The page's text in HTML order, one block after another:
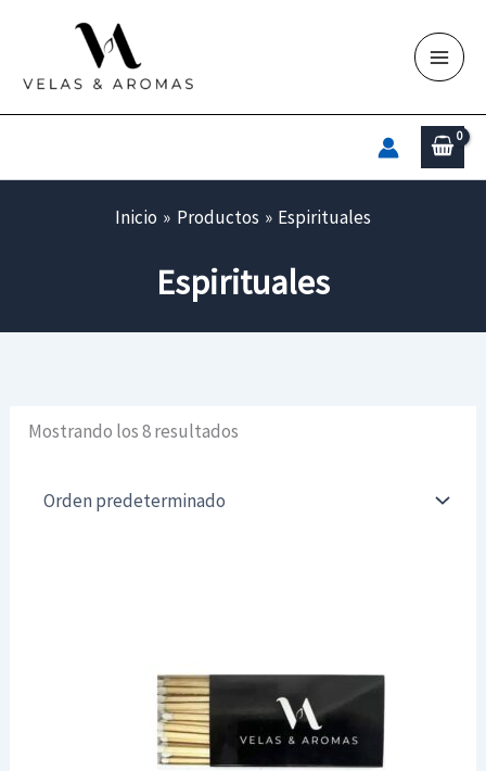
contenido
Inicio Productos Espirituales
Espirituales
Mostrando los 8 resultados